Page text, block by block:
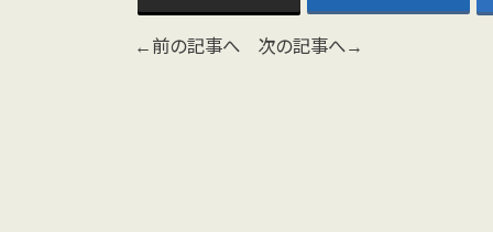
←前の記事へ 次の記事へ→